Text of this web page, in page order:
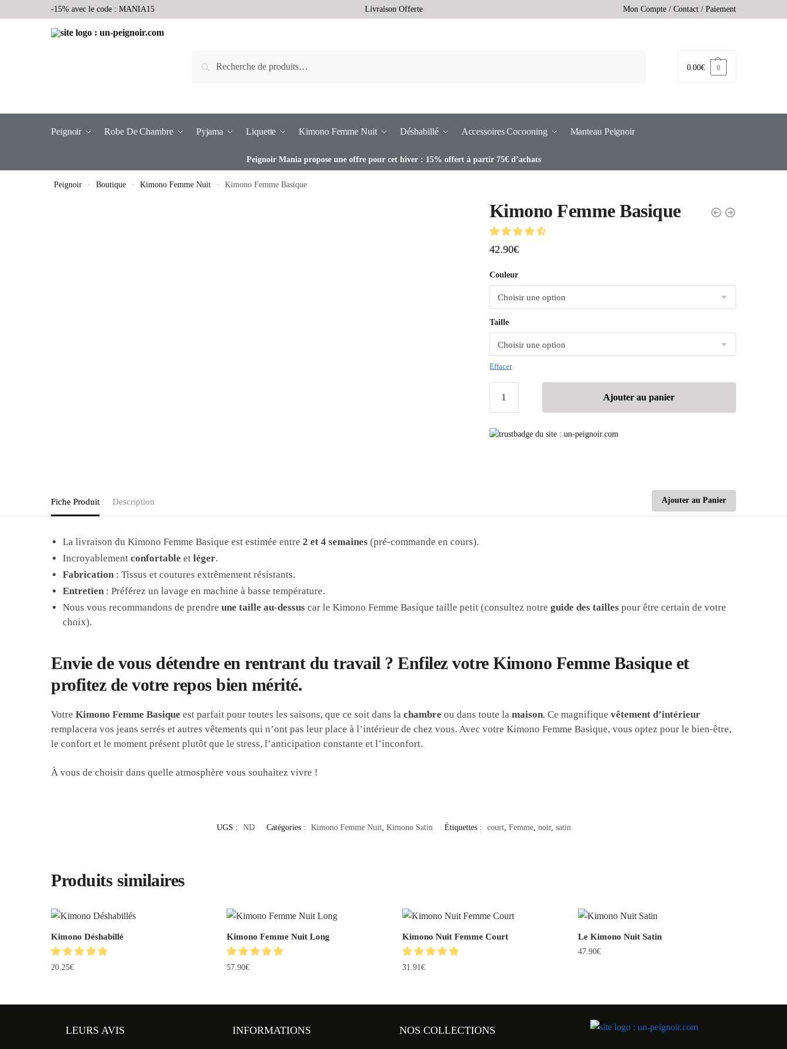
-15% avec le code : MANIA15 Livraison Offerte Mon Compte / Contact / Paiement
Recherche 0.00€ 0
Peignoir Robe De Chambre Pyjama Liquette Kimono Femme Nuit Déshabillé Accessoires Cocooning Manteau Peignoir
Peignoir Mania propose une offre pour cet hiver : 15% offert à partir 75€ d’achats
Peignoir » Boutique » Kimono Femme Nuit » Kimono Femme Basique
Kimono Femme Basique
42.90€
Couleur
Taille
Effacer
Ajouter au panier
Fiche Produit Description Ajouter au Panier
La livraison du Kimono Femme Basique est estimée entre2 et 4 semaines (pré-commande en cours).
Incroyablementconfortable etléger.
Fabrication : Tissus et coutures extrêmement résistants.
Entretien : Préférez un lavage en machine à basse température.
Nous vous recommandons de prendreune taille au-dessus car le Kimono Femme Basique taille petit (consultez notreguide des tailles pour être certain de votre
choix).
Envie de vous détendre en rentrant du travail ? Enfilez votre Kimono Femme Basique et
profitez de votre repos bien mérité.
VotreKimono Femme Basique est parfait pour toutes les saisons, que ce soit dans lachambre ou dans toute lamaison. Ce magnifiquevêtement d’intérieur
remplacera vos jeans serrés et autres vêtements qui n’ont pas leur place à l’intérieur de chez vous. Avec votre Kimono Femme Basique, vous optez pour le bien-être,
le confort et le moment présent plutôt que le stress, l’anticipation constante et l’inconfort.
À vous de choisir dans quelle atmosphère vous souhaitez vivre !
UGS : ND Catégories : Kimono Femme Nuit, Kimono Satin Étiquettes : court, Femme, noir, satin
Produits similaires
Kimono Déshabillé
20.25€
Kimono Femme Nuit Long
57.90€
Kimono Nuit Femme Court
31.91€
Le Kimono Nuit Satin
47.90€
LEURS AVIS INFORMATIONS NOS COLLECTIONS